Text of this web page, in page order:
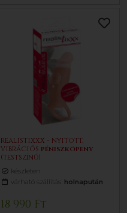
realistixxx - nyitott,
vibrációs péniszköpeny
(testszínű)
készleten
várható szállítás: holnapután
18 990 Ft